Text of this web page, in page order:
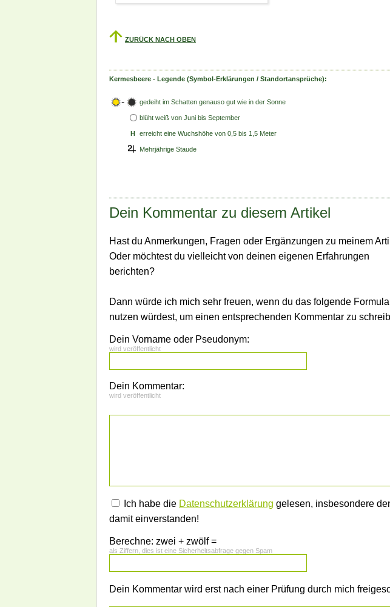
ZURÜCK NACH OBEN
Kermesbeere - Legende (Symbol-Erklärungen / Standortansprüche):
- gedeiht im Schatten genauso gut wie in der Sonne
blüht weiß von Juni bis September
H erreicht eine Wuchshöhe von 0,5 bis 1,5 Meter
Mehrjährige Staude
Dein Kommentar zu diesem Artikel
Hast du Anmerkungen, Fragen oder Ergänzungen zu meinem
Oder möchtest du vielleicht von deinen eigenen Erfahrungen
berichten?
Dann würde ich mich sehr freuen, wenn du das folgende
nutzen würdest, um einen entsprechenden Kommentar zu
Dein Vorname oder Pseudonym:
wird veröffentlicht
Dein Kommentar:
wird veröffentlicht
Ich habe die Datenschutzerklärung gelesen, insbesondere
damit einverstanden!
Berechne: zwei + zwölf =
als Ziffern, dies ist eine Sicherheitsabfrage gegen Spam
Dein Kommentar wird erst nach einer Prüfung durch mich